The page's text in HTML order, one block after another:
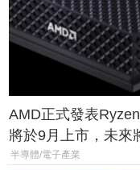
AMD正式發表
將於9月上市，未來
Max系列處理器與對
半導體/電子產業